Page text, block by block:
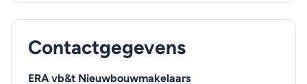
Contactgegevens
ERA vb&t Nieuwbouwmakelaars